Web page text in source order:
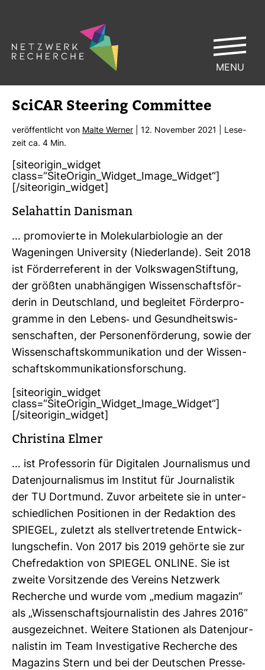
SciCAR Stee­ring Com­mittee
ver­öf­fent­licht von Malte Werner | 12. November 2021 | Lese­
zeit ca. 4 Min.
[siteorigin_widget
class=“SiteOrigin_Widget_Image_Widget“]
[/siteorigin_widget]
Sela­hattin Danisman
… pro­mo­vierte in Mole­ku­lar­bio­logie an der
Wagen­ingen Uni­ver­sity (Nie­der­lande). Seit 2018
ist För­der­re­fe­rent in der Volks­wa­gen­Stif­tung,
der größten unab­hän­gigen Wis­sen­schafts­för­
derin in Deutsch­land, und begleitet För­der­pro­
gramme in den Lebens-​ und Gesund­heits­wis­
sen­schaften, der Per­so­nen­för­de­rung, sowie der
Wis­sen­schafts­kom­mu­ni­ka­tion und der Wis­sen­
schafts­kom­mu­ni­ka­ti­ons­for­schung.
[siteorigin_widget
class=“SiteOrigin_Widget_Image_Widget“]
[/siteorigin_widget]
Chris­tina Elmer
… ist Pro­fes­sorin für Digi­talen Jour­na­lismus und
Daten­jour­na­lismus im Institut für Jour­na­listik
der TU Dort­mund. Zuvor arbei­tete sie in unter­
schied­li­chen Posi­tionen in der Redak­tion des
SPIEGEL, zuletzt als stell­ver­tre­tende Ent­wick­
lungs­chefin. Von 2017 bis 2019 gehörte sie zur
Chef­re­dak­tion von SPIEGEL ONLINE. Sie ist
zweite Vor­sit­zende des Ver­eins Netz­werk
Recherche und wurde vom „medium magazin“
als „Wis­sen­schafts­jour­na­listin des Jahres 2016“
aus­ge­zeichnet. Wei­tere Sta­tionen als Daten­jour­
na­listin im Team Inves­ti­ga­tive Recherche des
Maga­zins Stern und bei der Deut­schen Presse-​
MENU